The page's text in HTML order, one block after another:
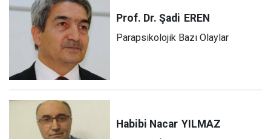
Prof. Dr. Şadi EREN
Parapsikolojik Bazı Olaylar
Habibi Nacar YILMAZ